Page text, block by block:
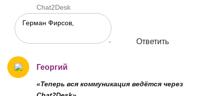
Chat2Desk
Ответить
Георгий
«Теперь вся коммуникация ведётся через